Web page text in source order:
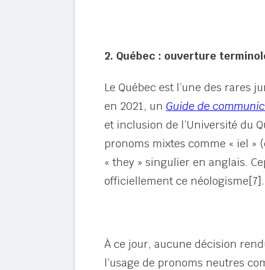
2. Québec : ouverture
Le Québec est l’une des
en 2021, un Guide de
et inclusion de l’Université du
pronoms mixtes comme « iel »
« they » singulier en anglais.
officiellement ce néologisme[7].
À ce jour, aucune décision
l’usage de pronoms neutres